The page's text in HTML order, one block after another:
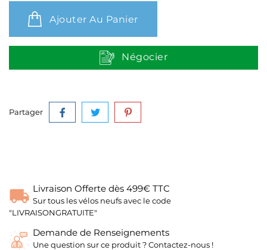
Ajouter Au Panier
Négocier
Partager
Livraison Offerte dès 499€ TTC
Sur tous les vélos neufs avec le code
"LIVRAISONGRATUITE"
Demande de Renseignements
Une question sur ce produit ? Contactez-nous !